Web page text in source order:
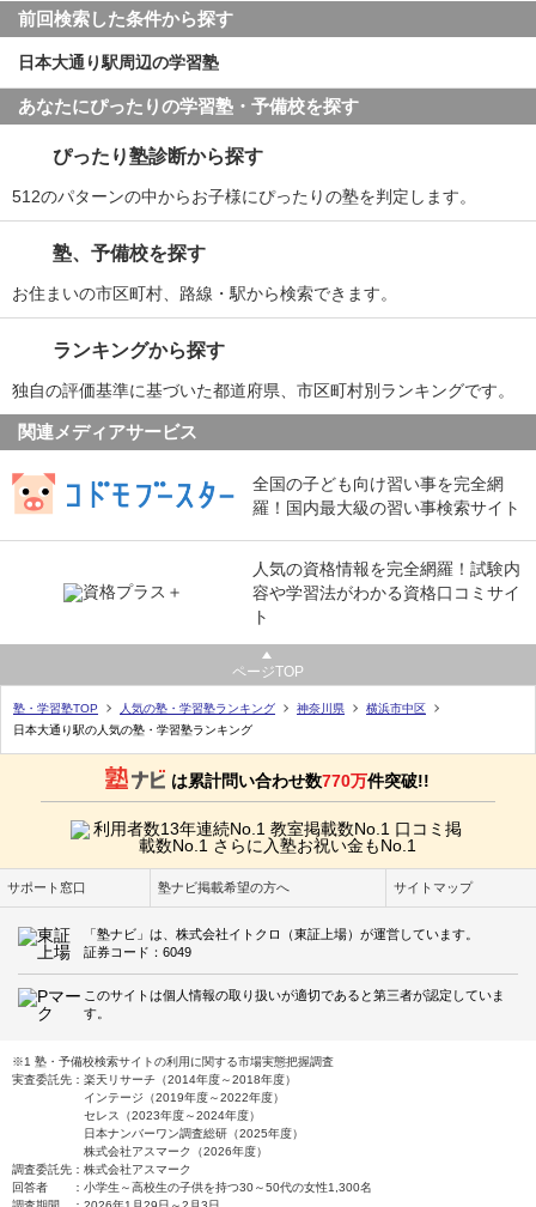
前回検索した条件から探す
日本大通り駅周辺の学習塾
あなたにぴったりの学習塾・予備校を探す
ぴったり塾診断から探す
512のパターンの中からお子様にぴったりの塾を判定します。
塾、予備校を探す
お住まいの市区町村、路線・駅から検索できます。
ランキングから探す
独自の評価基準に基づいた都道府県、市区町村別ランキングです。
関連メディアサービス
全国の子ども向け習い事を完全網
羅！国内最大級の習い事検索サイト
人気の資格情報を完全網羅！試験内
容や学習法がわかる資格口コミサイ
ト
ページTOP
塾・学習塾TOP 人気の塾・学習塾ランキング 神奈川県
横浜市中区
日本大通り駅の人気の塾・学習塾ランキング
は累計問い合わせ数770万件突破!!
サポート窓口 塾ナビ掲載希望の方へ サイトマップ
「塾ナビ」は、株式会社イトクロ（東証上場）が運営しています。
証券コード：6049
このサイトは個人情報の取り扱いが適切であると第三者が認定していま
す。
※1 塾・予備校検索サイトの利用に関する市場実態把握調査
実査委託先：楽天リサーチ（2014年度～2018年度）
インテージ（2019年度～2022年度）
セレス（2023年度～2024年度）
日本ナンバーワン調査総研（2025年度）
株式会社アスマーク（2026年度）
調査委託先：株式会社アスマーク
回答者 ：小学生～高校生の子供を持つ30～50代の女性1,300名